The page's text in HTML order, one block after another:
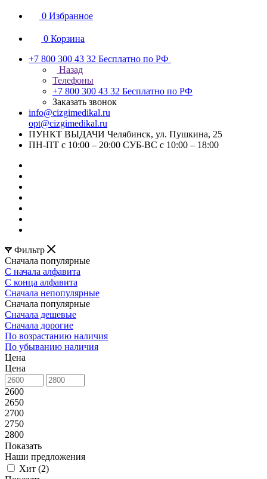
0 Избранное
0 Корзина
+7 800 300 43 32 Бесплатно по РФ
Назад
Телефоны
+7 800 300 43 32 Бесплатно по РФ
Заказать звонок
info@cizgimedikal.ru
opt@cizgimedikal.ru
ПУНКТ ВЫДАЧИ Челябинск, ул. Пушкина, 25
ПН-ПТ с 10:00 – 20:00 СУБ-ВС с 10:00 – 18:00
Фильтр
Сначала популярные
С начала алфавита
С конца алфавита
Сначала непопулярные
Сначала популярные
Сначала дешевые
Сначала дорогие
По возрастанию наличия
По убыванию наличия
Цена
Цена
2600
2650
2700
2750
2800
Показать
Наши предложения
Хит (2)